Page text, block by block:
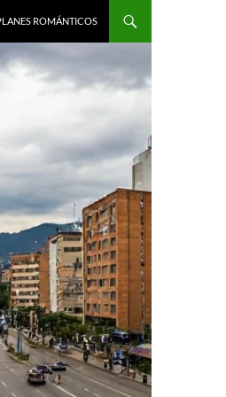
ROMÁNTICOS